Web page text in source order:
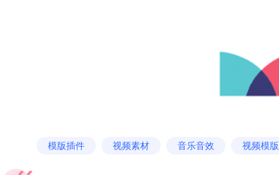
模版插件 视频素材 音乐音效 视频模版